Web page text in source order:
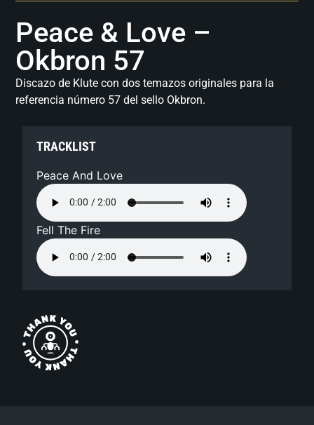
Peace & Love –
Okbron 57
Discazo de Klute con dos temazos originales para la
referencia número 57 del sello Okbron.
TRACKLIST
Peace And Love
Fell The Fire